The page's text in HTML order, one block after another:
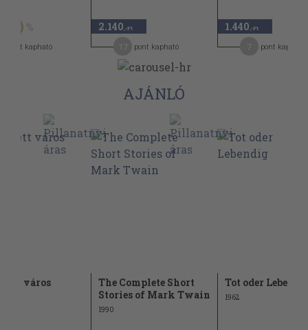
50
pont kapható
2.140 ,-Ft
pont kapható
1.440 ,-Ft
pont kapható
AJÁNLÓ
város
The Complete Short
Stories of Mark Twain
1990
Tot oder
1962